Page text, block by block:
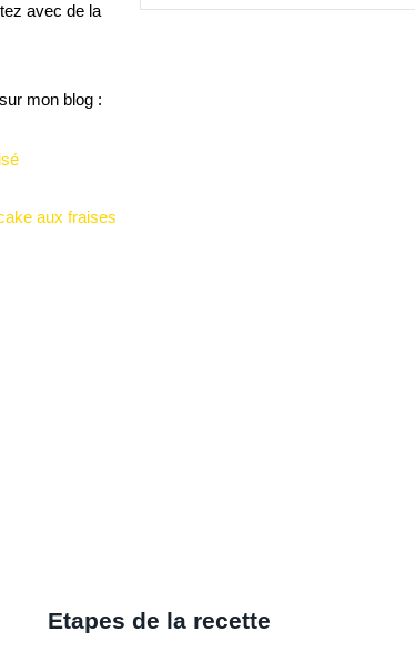
avec de la
mon blog :
aux fraises
Etapes de la recette